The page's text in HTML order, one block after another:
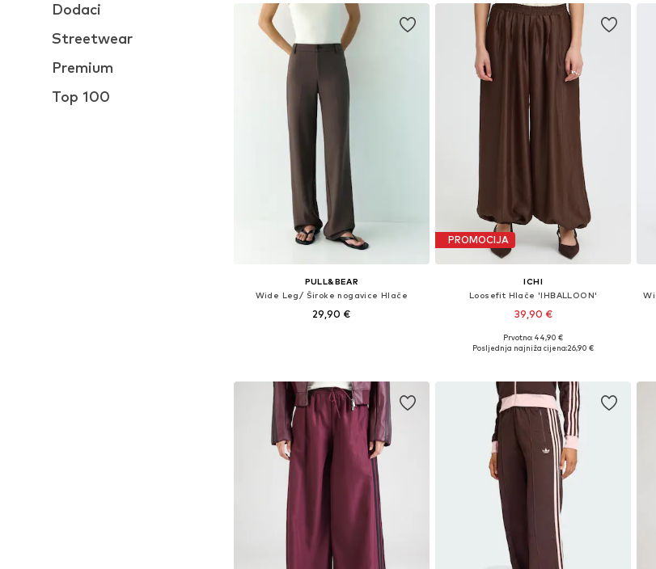
Dodaci
Streetwear
Premium
Top 100
PULL&BEAR
Wide Leg/ Široke nogavice Hlače
29,90 €
PROMOCIJA
ICHI
Loosefit Hlače 'IHBALLOON'
39,90 €
Dostupne veličine: 36, 38, 40, 42, 44
Prvotno: 44,90 €
Posljednja najniža cijena:26,90 €